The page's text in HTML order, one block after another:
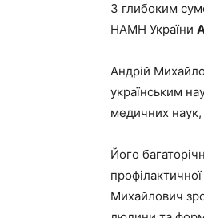
З глибоким
НАМН України
Андрій
українським
медичних
Його
Михайлович